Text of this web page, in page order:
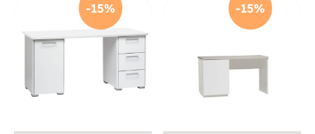
-15% -15%